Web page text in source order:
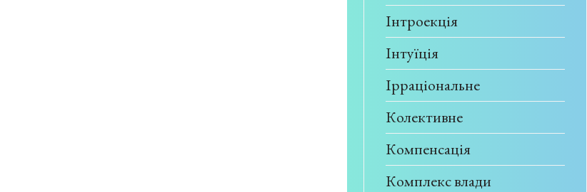
Інтроекція
Інтуїція
Ірраціональне
Колективне
Компенсація
Комплекс влади